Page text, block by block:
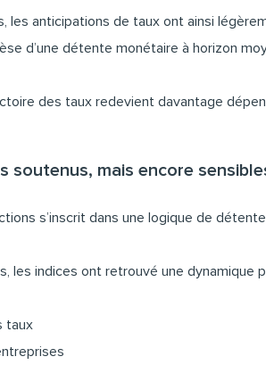
les anticipations de taux ont ainsi
d’une détente monétaire à horizon
des taux redevient davantage
soutenus, mais encore
s’inscrit dans une logique de
les indices ont retrouvé une dynamique
taux